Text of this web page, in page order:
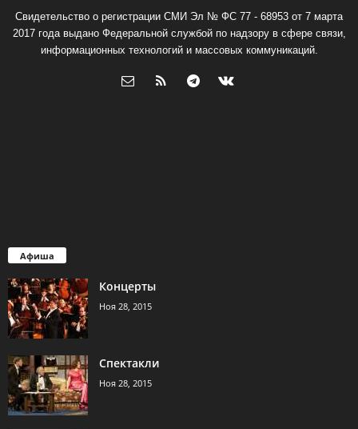
Свидетельство о регистрации СМИ Эл № ФС 77 - 68953 от 7 марта
2017 года выдано Федеральной службой по надзору в сфере связи,
информационных технологий и массовых коммуникаций.
Афиша
Концерты
Ноя 28, 2015
Спектакли
Ноя 28, 2015